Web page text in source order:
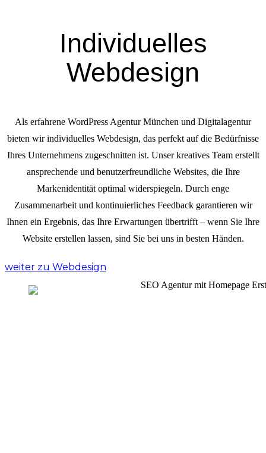
Individuelles
Webdesign
Als erfahrene WordPress Agentur München und Digitalagentur
bieten wir individuelles Webdesign, das perfekt auf die Bedürfnisse
Ihres Unternehmens zugeschnitten ist. Unser kreatives Team erstellt
ansprechende und benutzerfreundliche Websites, die Ihre
Markenidentität optimal widerspiegeln. Durch enge
Zusammenarbeit und kontinuierliches Feedback garantieren wir
Ihnen ein Ergebnis, das Ihre Erwartungen übertrifft – wenn Sie Ihre
Website erstellen lassen, sind Sie bei uns in besten Händen.
weiter zu Webdesign